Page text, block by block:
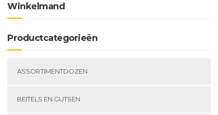
Winkelmand
Productcategorieën
ASSORTIMENTDOZEN
BEITELS EN GUTSEN